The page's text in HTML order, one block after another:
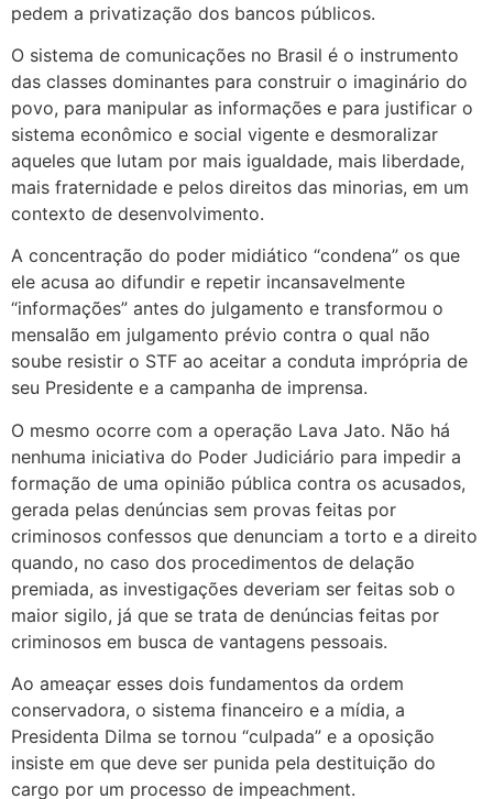
pedem a privatização dos bancos públicos.
O sistema de comunicações no Brasil é o instrumento
das classes dominantes para construir o imaginário do
povo, para manipular as informações e para justificar o
sistema econômico e social vigente e desmoralizar
aqueles que lutam por mais igualdade, mais liberdade,
mais fraternidade e pelos direitos das minorias, em um
contexto de desenvolvimento.
A concentração do poder midiático “condena” os que
ele acusa ao difundir e repetir incansavelmente
“informações” antes do julgamento e transformou o
mensalão em julgamento prévio contra o qual não
soube resistir o STF ao aceitar a conduta imprópria de
seu Presidente e a campanha de imprensa.
O mesmo ocorre com a operação Lava Jato. Não há
nenhuma iniciativa do Poder Judiciário para impedir a
formação de uma opinião pública contra os acusados,
gerada pelas denúncias sem provas feitas por
criminosos confessos que denunciam a torto e a direito
quando, no caso dos procedimentos de delação
premiada, as investigações deveriam ser feitas sob o
maior sigilo, já que se trata de denúncias feitas por
criminosos em busca de vantagens pessoais.
Ao ameaçar esses dois fundamentos da ordem
conservadora, o sistema financeiro e a mídia, a
Presidenta Dilma se tornou “culpada” e a oposição
insiste em que deve ser punida pela destituição do
cargo por um processo de impeachment.